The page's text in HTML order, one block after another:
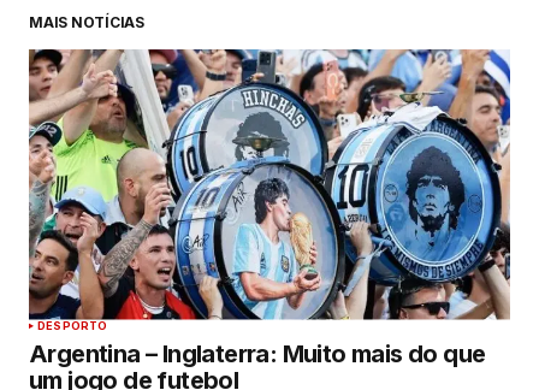
MAIS NOTÍCIAS
DESPORTO
Argentina – Inglaterra: Muito mais do que
um jogo de futebol